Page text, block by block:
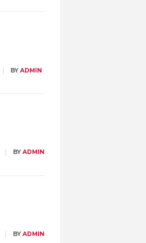
BY ADMIN
BY ADMIN
BY ADMIN